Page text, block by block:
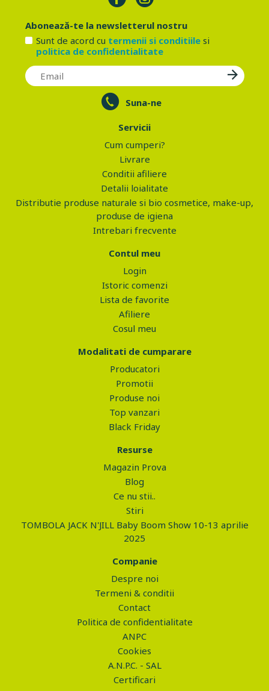
Abonează-te la newsletterul nostru
Sunt de acord cu termenii si conditiilesi
politica de confidentialitate
Suna-ne
Servicii
Cum cumperi?
Livrare
Conditii afiliere
Detalii loialitate
Distributie produse naturale si bio cosmetice, make-up,
produse de igiena
Intrebari frecvente
Contul meu
Login
Istoric comenzi
Lista de favorite
Afiliere
Cosul meu
Modalitati de cumparare
Producatori
Promotii
Produse noi
Top vanzari
Black Friday
Resurse
Magazin Prova
Blog
Ce nu stii..
Stiri
TOMBOLA JACK N'JILL Baby Boom Show 10-13 aprilie
2025
Companie
Despre noi
Termeni & conditii
Contact
Politica de confidentialitate
ANPC
Cookies
A.N.P.C. - SAL
Certificari